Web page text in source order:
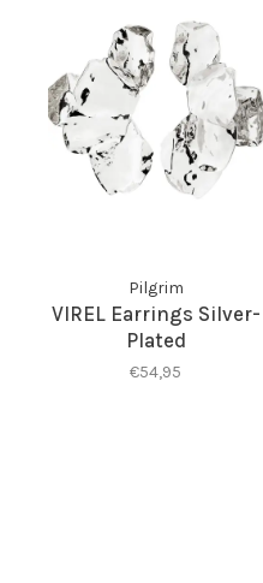
Pilgrim
VIREL Earrings Silver-
Plated
€54,95